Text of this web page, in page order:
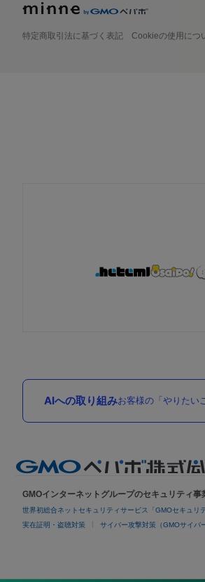
特定商取引法に基づく表記 Cookieの使用につ
AIへの取り組みお客様の「やりたい
GMOインターネットグループのセキュリティ事
世界初総合ネットセキュリティサービス「GMOセキュリ
実在証明・盗聴対策 サイバー攻撃対策（GMOサイバ